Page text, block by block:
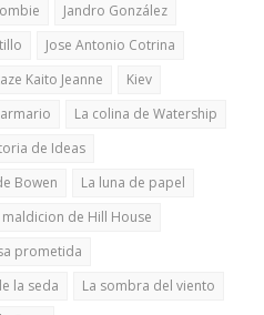
Jandro González
Jose Antonio Cotrina
Kaito Jeanne
Kiev
La colina de Watership
de Ideas
Bowen
La luna de papel
maldicion de Hill House
prometida
la seda
La sombra del viento